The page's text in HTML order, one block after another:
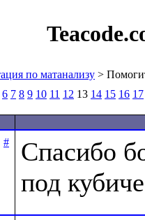
по матанализу >
6 7 8 9 10 11 12 13 14 15 16 17
#
Спасибо